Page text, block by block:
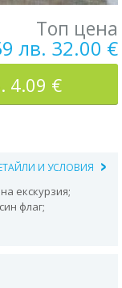
Топ цена
лв. 32.00 €
4.09 €
И УСЛОВИЯ
екскурзия;
флаг;